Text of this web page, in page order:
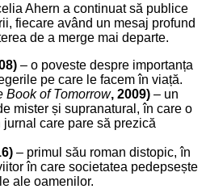
Ahern a continuat să publice
fiecare având un mesaj profund
de a merge mai departe.
– o poveste despre importanța
pe care le facem în viață.
Book of Tomorrow, 2009) – un
mister și supranatural, în care o
care pare să prezică
– primul său roman distopic, în
în care societatea pedepsește
ale oamenilor.